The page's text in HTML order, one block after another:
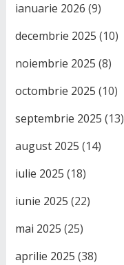
ianuarie 2026 (9)
decembrie 2025 (10)
noiembrie 2025 (8)
octombrie 2025 (10)
septembrie 2025 (13)
august 2025 (14)
iulie 2025 (18)
iunie 2025 (22)
mai 2025 (25)
aprilie 2025 (38)